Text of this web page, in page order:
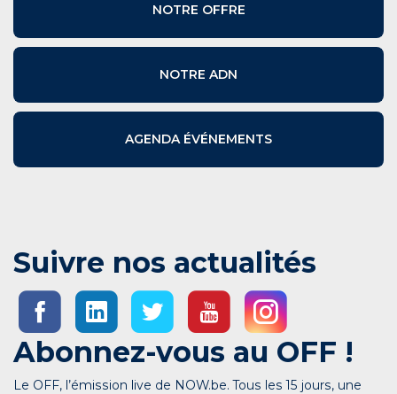
NOTRE OFFRE
NOTRE ADN
AGENDA ÉVÉNEMENTS
Suivre nos actualités
Abonnez-vous au OFF !
Le OFF, l’émission live de NOW.be. Tous les 15 jours, une